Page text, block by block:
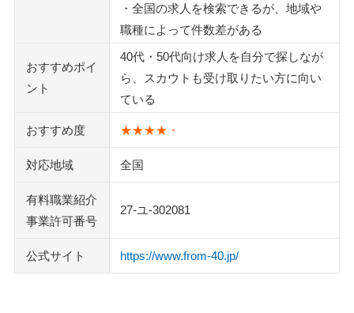
・全国の求人を検索できるが、地域や
職種によって件数差がある
おすすめポイ
ント
40代・50代向け求人を自分で探しなが
ら、スカウトも受け取りたい方に向い
ている
おすすめ度 ★★★★・
対応地域 全国
有料職業紹介
事業許可番号
27-ユ-302081
公式サイト https://www.from-40.jp/